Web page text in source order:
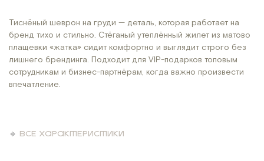
Тиснёный шеврон на груди — деталь, которая работает на
бренд тихо и стильно. Стёганый утеплённый жилет из матово
плащевки «жатка» сидит комфортно и выглядит строго без
лишнего брендинга. Подходит для VIP-подарков топовым
сотрудникам и бизнес-партнёрам, когда важно произвести
впечатление.
🔹 ВСЕ ХАРАКТЕРИСТИКИ